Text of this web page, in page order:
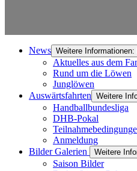
News Weitere Informationen:
Aktuelles aus dem
Rund um die Löwen
Junglöwen
Auswärtsfahrten Weitere
Handballbundesliga
DHB-Pokal
Anmeldung
Bilder Galerien
Weitere
Saison Bilder